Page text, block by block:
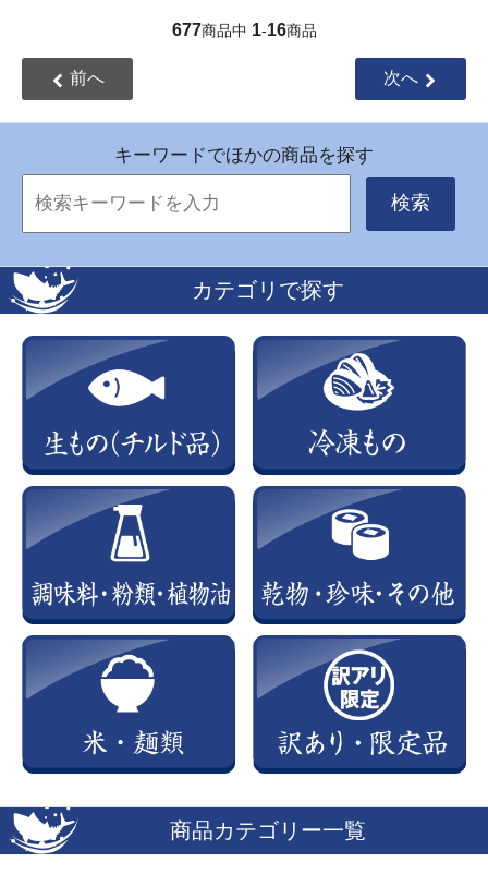
677商品中 1-16商品
前へ 次へ
キーワードでほかの商品を探す
検索
カテゴリで探す
商品カテゴリー一覧